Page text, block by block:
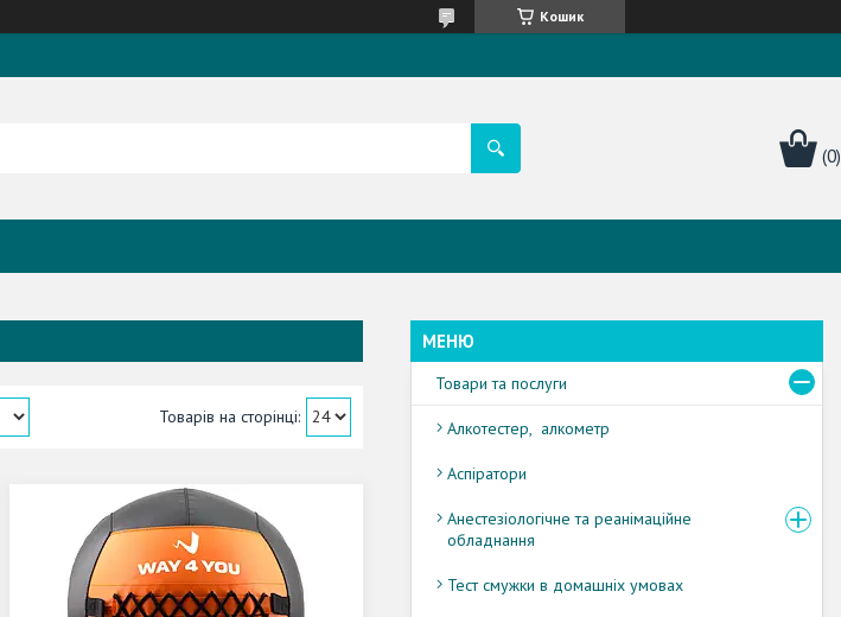
Кошик
Товари та послуги
Алкотестер, алкометр
Аспіратори
Анестезіологічне та реанімаційне
обладнання
Тест смужки в домашніх умовах